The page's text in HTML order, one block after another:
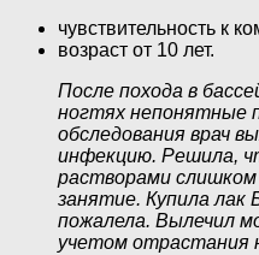
чувствительность к
возраст от 10 лет.
После похода в
ногтях непонятные
обследования врач
инфекцию. Решила,
растворами
занятие. Купила лак
пожалела. Вылечил
учетом отрастания